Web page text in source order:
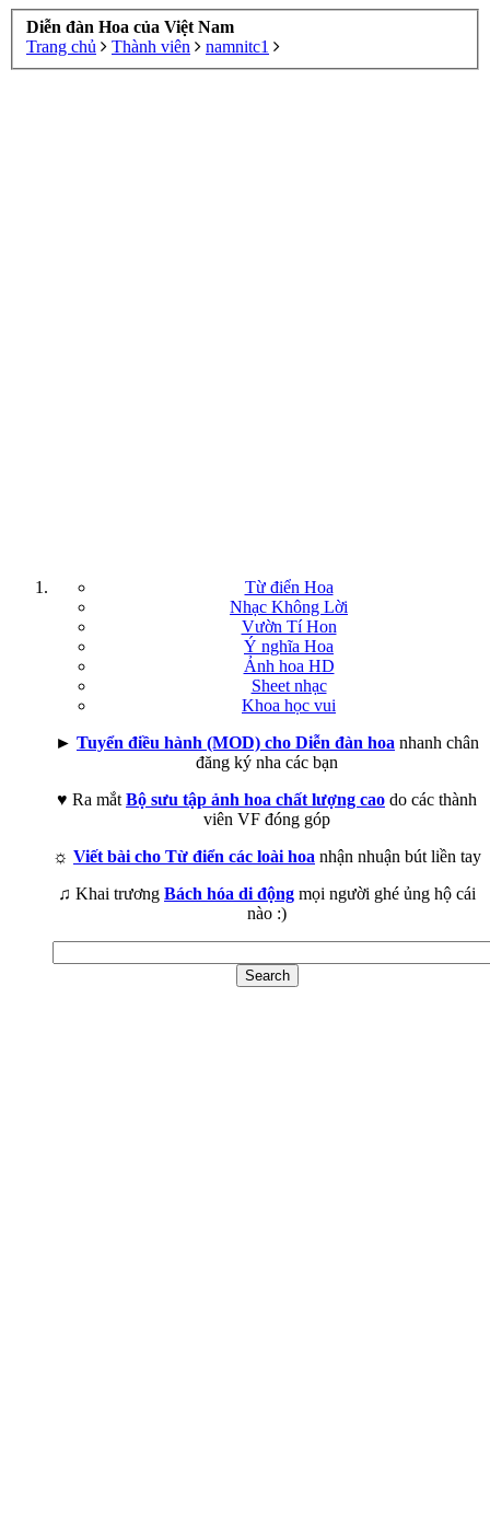
Diễn đàn Hoa của Việt Nam
Trang chủ
Thành viên namnitc1
Từ điển Hoa
Nhạc Không Lời
Vườn Tí Hon
Ý nghĩa Hoa
Ảnh hoa HD
Sheet nhạc
Khoa học vui
► Tuyển điều hành (MOD) cho Diễn đàn hoa nhanh chân
đăng ký nha các bạn
♥ Ra mắt Bộ sưu tập ảnh hoa chất lượng cao do các thành
viên VF đóng góp
☼ Viết bài cho Từ điển các loài hoa nhận nhuận bút liền tay
♫ Khai trương Bách hóa di động mọi người ghé ủng hộ cái
nào :)